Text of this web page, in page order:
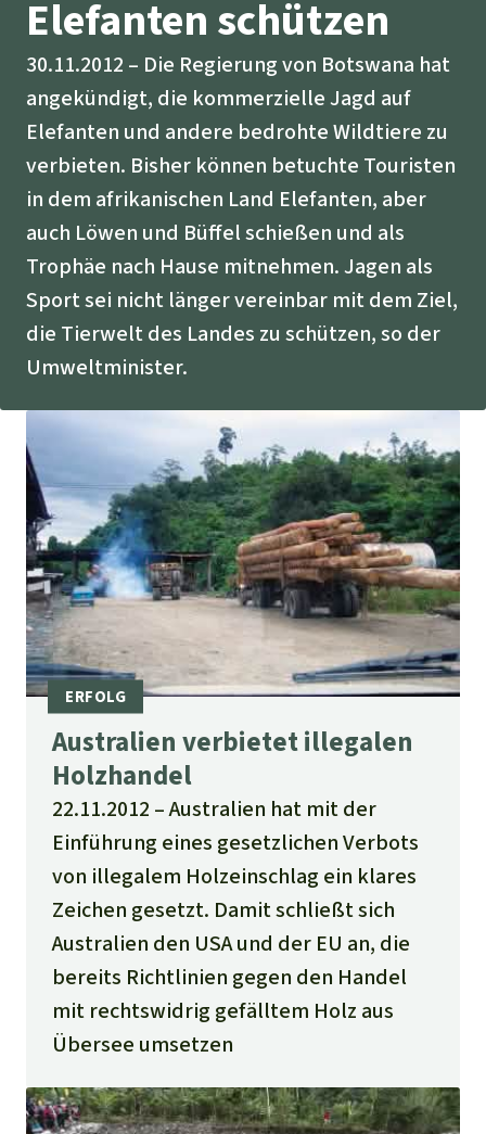
Aluminium
Gold
Fleisch und Soja
Landraub
Wilderei
Staudämme
Zement und Beton
Ältere Ausgaben
Kontakt
Transparenz
Freianzeigen
Português
Indonesia
Waldschutz
Schutz von Indigenen
Spenden für eine Region
Südostasien
Afrika
Lateinamerika
Elefanten schützen
30.11.2012
Die Regierung von Botswana hat
angekündigt, die kommerzielle Jagd auf
Elefanten und andere bedrohte Wildtiere zu
verbieten. Bisher können betuchte Touristen
in dem afrikanischen Land Elefanten, aber
auch Löwen und Büffel schießen und als
Trophäe nach Hause mitnehmen. Jagen als
Sport sei nicht länger vereinbar mit dem Ziel,
die Tierwelt des Landes zu schützen, so der
Umweltminister.
Australien verbietet illegalen
Holzhandel
22.11.2012
Australien hat mit der
Einführung eines gesetzlichen Verbots
von illegalem Holzeinschlag ein klares
Zeichen gesetzt. Damit schließt sich
Australien den USA und der EU an, die
bereits Richtlinien gegen den Handel
mit rechtswidrig gefälltem Holz aus
Übersee umsetzen